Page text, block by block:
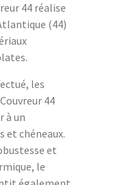
44 réalise
(44)
les
44
à un
et chéneaux.
et
le